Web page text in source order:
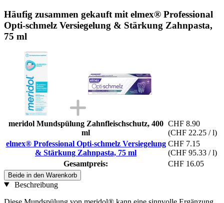
Häufig zusammen gekauft mit elmex® Professional
Opti-schmelz Versiegelung & Stärkung Zahnpasta,
75 ml
meridol Mundspülung Zahnfleischschutz, 400
ml
CHF 8.90
(CHF 22.25 / l)
elmex® Professional Opti-schmelz Versiegelung
& Stärkung Zahnpasta, 75 ml
CHF 7.15
(CHF 95.33 / l)
Gesamtpreis:
CHF 16.05
Beide in den Warenkorb
Beschreibung